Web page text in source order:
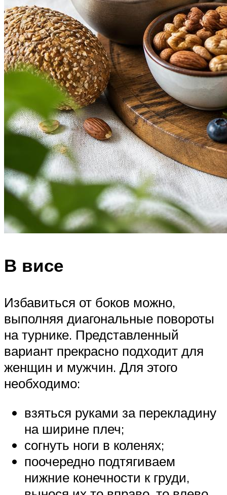
В висе
Избавиться от боков можно,
выполняя диагональные повороты
на турнике. Представленный
вариант прекрасно подходит для
женщин и мужчин. Для этого
необходимо:
взяться руками за перекладину
на ширине плеч;
согнуть ноги в коленях;
поочередно подтягиваем
нижние конечности к груди,